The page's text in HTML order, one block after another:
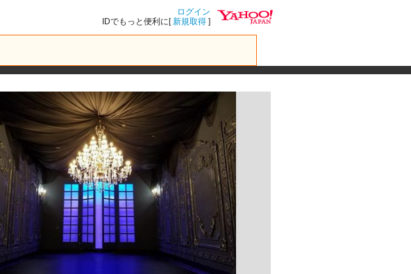
ログイン
IDでもっと便利に[新規取得 ]